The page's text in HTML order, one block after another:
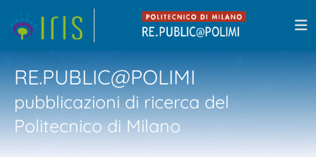
RE.PUBLIC@POLIMI
pubblicazioni di ricerca del
Politecnico di Milano